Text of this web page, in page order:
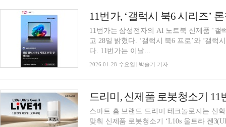
11번가, ‘갤럭시 북6 시리즈’
11번가는 삼성전자의 AI 노트북 신제품 ‘갤
고 28일 밝혔다. ‘갤럭시 북6 프로’와 ‘갤럭
다. 11번가는 이날...
2026-01-28 수요일 | 박슬기 기자
드리미, 신제품 로봇청소기 11
스마트 홈 브랜드 드리미 테크놀로지는 신
맞춰 신제품 로봇청소기 ‘L10s 울트라 젠